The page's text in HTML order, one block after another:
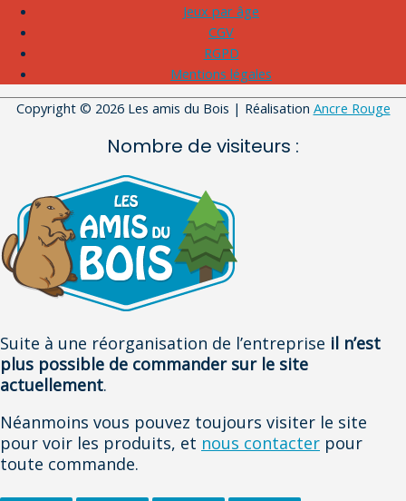
Jeux par âge
CGV
RGPD
Mentions légales
Copyright © 2026 Les amis du Bois | Réalisation Ancre Rouge
Nombre de visiteurs :
Suite à une réorganisation de l’entreprise il n’est
plus possible de commander sur le site
actuellement.
Néanmoins vous pouvez toujours visiter le site
pour voir les produits, et nous contacter pour
toute commande.